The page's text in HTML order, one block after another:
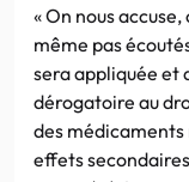
« On nous
même pas
sera appliquée et
dérogatoire au
des médicaments
effets